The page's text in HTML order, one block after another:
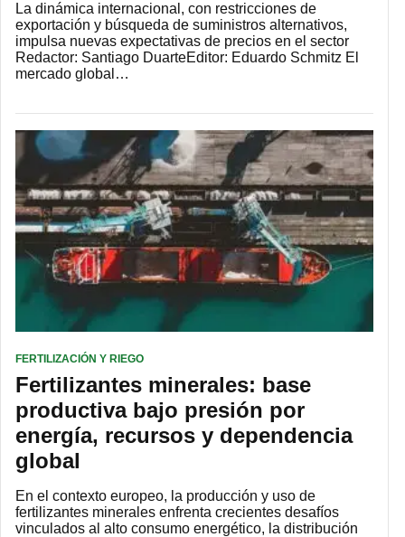
La dinámica internacional, con restricciones de
exportación y búsqueda de suministros alternativos,
impulsa nuevas expectativas de precios en el sector
Redactor: Santiago DuarteEditor: Eduardo Schmitz El
mercado global…
FERTILIZACIÓN Y RIEGO
Fertilizantes minerales: base
productiva bajo presión por
energía, recursos y dependencia
global
En el contexto europeo, la producción y uso de
fertilizantes minerales enfrenta crecientes desafíos
vinculados al alto consumo energético, la distribución